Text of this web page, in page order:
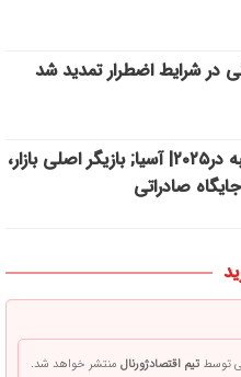
در شرایط اضطرار تمدید شد
افت تجارت جهانی پنبه در۲۰۲۵| آسیا; بازیگر اصلی بازار،
صادراتی
توسطتیم اقتصادژورنالمنتشر خواهد شد.